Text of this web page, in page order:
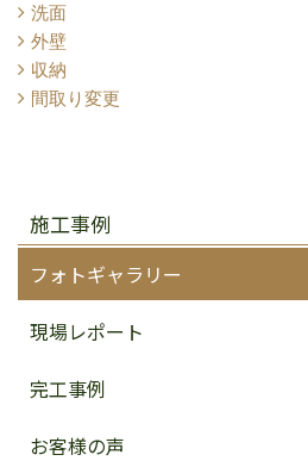
洗面
外壁
収納
間取り変更
施工事例
フォトギャラリー
現場レポート
完工事例
お客様の声